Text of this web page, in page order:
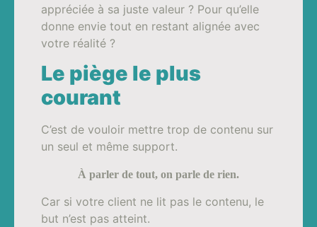
appréciée à sa juste valeur ? Pour qu’elle
donne envie tout en restant alignée avec
votre réalité ?
Le piège le plus
courant
C’est de vouloir mettre trop de contenu sur
un seul et même support.
À parler de tout, on parle de rien.
Car si votre client ne lit pas le contenu, le
but n’est pas atteint.